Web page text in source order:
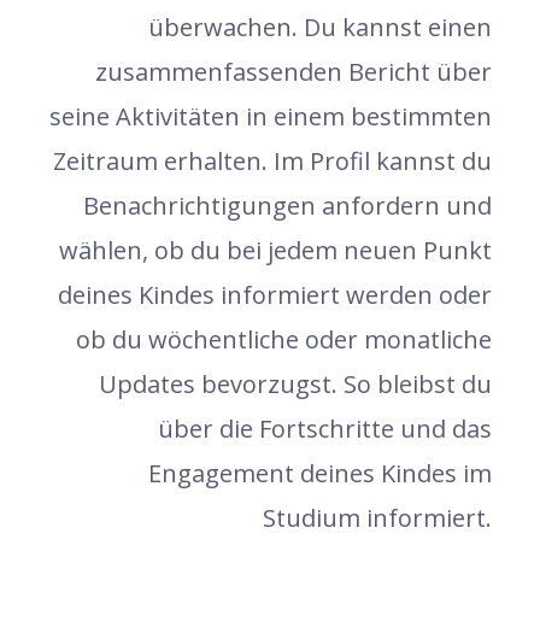
überwachen. Du kannst einen
zusammenfassenden Bericht über
seine Aktivitäten in einem bestimmten
Zeitraum erhalten. Im Profil kannst du
Benachrichtigungen anfordern und
wählen, ob du bei jedem neuen Punkt
deines Kindes informiert werden oder
ob du wöchentliche oder monatliche
Updates bevorzugst. So bleibst du
über die Fortschritte und das
Engagement deines Kindes im
Studium informiert.